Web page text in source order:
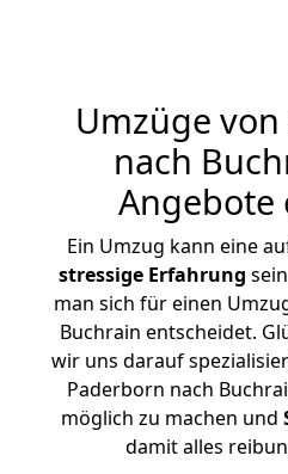
Umzüge
nach
Angebote
Ein Umzug kann eine
stressige Erfahrung
man sich für einen
Buchrain entscheidet.
wir uns darauf
Paderborn nach
möglich zu machen und
damit alles